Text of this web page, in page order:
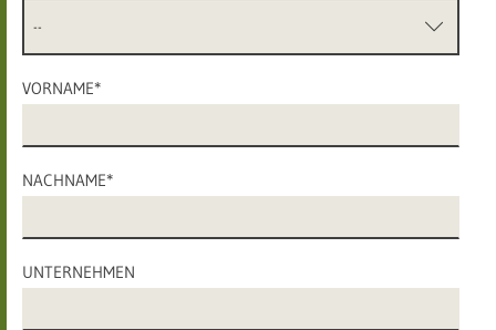
VORNAME*
NACHNAME*
UNTERNEHMEN